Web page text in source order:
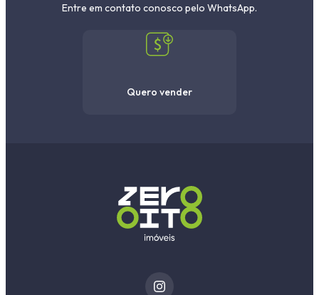
Entre em contato conosco pelo WhatsApp.
Quero vender